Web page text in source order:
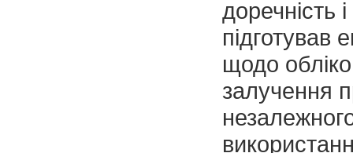
доречність
підготував
щодо
залучення